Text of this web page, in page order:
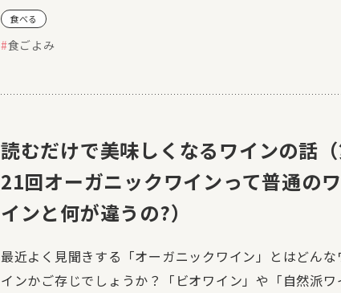
食べる
食ごよみ
読むだけで美味しくなるワインの話
21回オーガニックワインって普通のワ
インと何が違うの?）
最近よく見聞きする「オーガニックワイン」とはどんな
インかご存じでしょうか？「ビオワイン」や「自然派ワ